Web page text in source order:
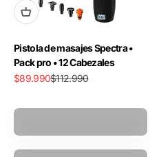
Pistola de masajes Spectra •
Pack pro • 12 Cabezales
Precio de oferta
$89.990Precio normal
$112.990